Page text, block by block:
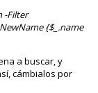
-Filter
{$_.name
a buscar, y
cámbialos por